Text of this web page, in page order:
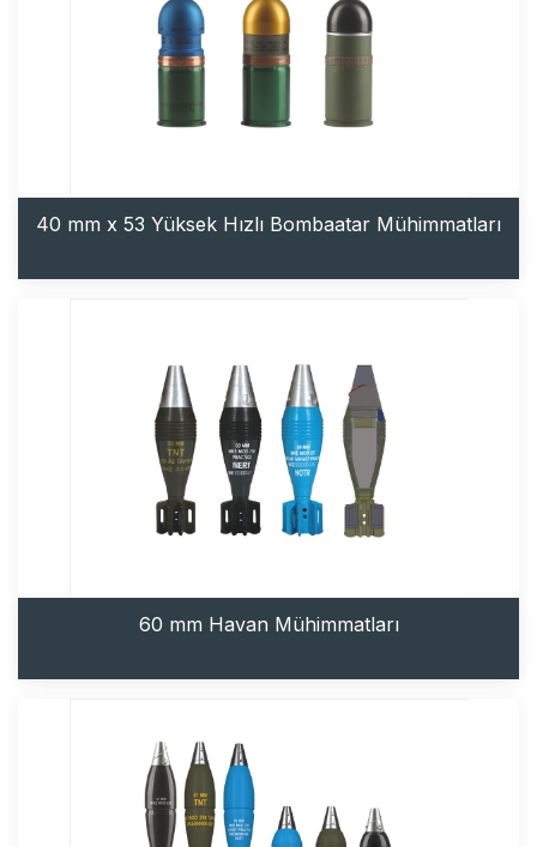
40 mm x 53 Yüksek Hızlı Bombaatar Mühimmatları
60 mm Havan Mühimmatları